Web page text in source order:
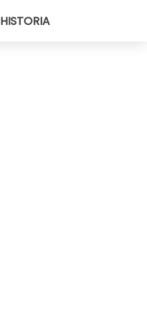
HISTORIA